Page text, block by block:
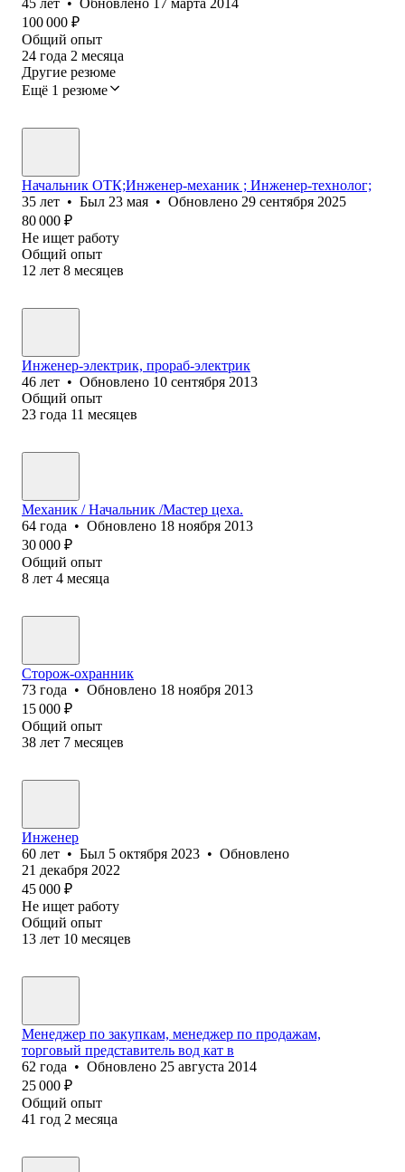
100 000 ₽
Общий опыт
24 года 2 месяца
Другие резюме
Ещё 1 резюме
Начальник ОТК;Инженер-механик ; Инженер-технолог;
35 лет • Был 23 мая • Обновлено 29 сентября 2025
80 000 ₽
Не ищет работу
Общий опыт
12 лет 8 месяцев
Инженер-электрик, прораб-электрик
46 лет • Обновлено 10 сентября 2013
Общий опыт
23 года 11 месяцев
Механик / Начальник /Мастер цеха.
64 года • Обновлено 18 ноября 2013
30 000 ₽
Общий опыт
8 лет 4 месяца
Сторож-охранник
73 года • Обновлено 18 ноября 2013
15 000 ₽
Общий опыт
38 лет 7 месяцев
Инженер
60 лет • Был 5 октября 2023 • Обновлено
21 декабря 2022
45 000 ₽
Не ищет работу
Общий опыт
13 лет 10 месяцев
Менеджер по закупкам, менеджер по продажам,
торговый представитель вод кат в
62 года • Обновлено 25 августа 2014
25 000 ₽
Общий опыт
41 год 2 месяца